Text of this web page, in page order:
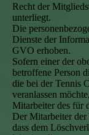
Recht der
unterliegt.
Die
Dienste der
GVO erhoben.
Sofern einer der
betroffene Person
die bei der Tennis
veranlassen
Mitarbeiter des für
Der Mitarbeiter
dass dem